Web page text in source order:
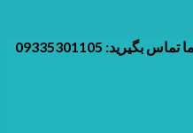
09335301105